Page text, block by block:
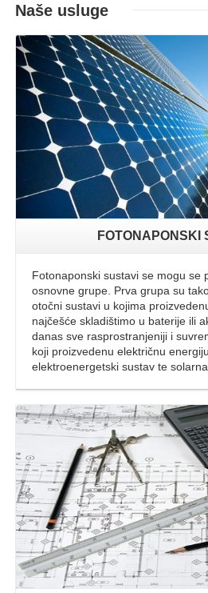
Naše usluge
Opširnije
FOTONAPONSKI
Fotonaponski sustavi se mogu se
osnovne grupe. Prva grupa su
otočni sustavi u kojima
najčešće skladištimo u baterije ili
danas sve rasprostranjeniji i
koji proizvedenu električnu
elektroenergetski sustav te
Opširnije